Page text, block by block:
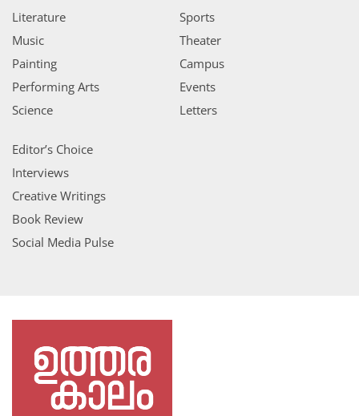
Literature
Music
Painting
Performing Arts
Science
Sports
Theater
Campus
Events
Letters
Editor’s Choice
Interviews
Creative Writings
Book Review
Social Media Pulse